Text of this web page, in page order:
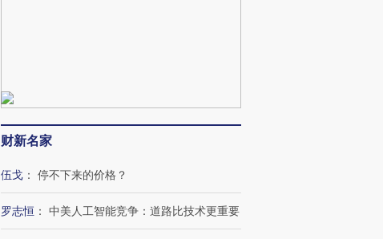
财新名家
伍戈 ： 停不下来的价格？
罗志恒 ： 中美人工智能竞争：道路比技术更重要